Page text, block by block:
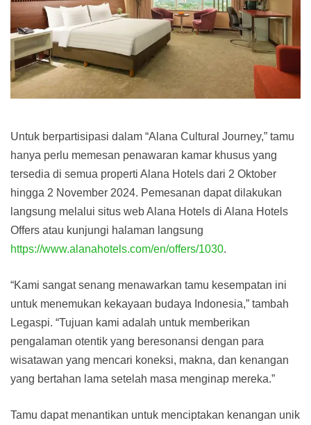
Untuk berpartisipasi dalam “Alana Cultural Journey,” tamu
hanya perlu memesan penawaran kamar khusus yang
tersedia di semua properti Alana Hotels dari 2 Oktober
hingga 2 November 2024. Pemesanan dapat dilakukan
langsung melalui situs web Alana Hotels di Alana Hotels
Offers atau kunjungi halaman langsung
https://www.alanahotels.com/en/offers/1030.
“Kami sangat senang menawarkan tamu kesempatan ini
untuk menemukan kekayaan budaya Indonesia,” tambah
Legaspi. “Tujuan kami adalah untuk memberikan
pengalaman otentik yang beresonansi dengan para
wisatawan yang mencari koneksi, makna, dan kenangan
yang bertahan lama setelah masa menginap mereka.”
Tamu dapat menantikan untuk menciptakan kenangan unik